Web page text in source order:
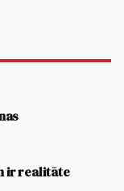
ir realitāte